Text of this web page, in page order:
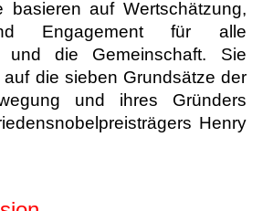
basieren auf Wertschätzung,
Engagement für alle
und die Gemeinschaft. Sie
die sieben Grundsätze der
und ihres Gründers
Henry